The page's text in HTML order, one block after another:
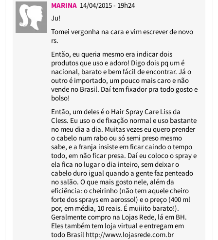
MARINA 14/04/2015 - 19h24
Ju!
Tomei vergonha na cara e vim escrever de novo
rs.
Então, eu queria mesmo era indicar dois
produtos que uso e adoro! Digo dois pq um é
nacional, barato e bem fácil de encontrar. Já o
outro é importado, um pouco mais caro e não
vende no Brasil. Daí tem fixador pra todo gosto e
bolso!
Então, um deles é o Hair Spray Care Liss da
Cless. Eu uso o de fixação normal e uso bastante
no meu dia a dia. Muitas vezes eu quero prender
o cabelo num rabo ou só semi preso mesmo
sabe, e a franja insiste em ficar caindo o tempo
todo, em não ficar presa. Daí eu coloco o spray e
ela fica no lugar o dia inteiro, sem deixar o
cabelo duro igual quando a gente faz penteado
no salão. O que mais gosto nele, além da
eficiência: o cheirinho (não tem aquele cheiro
forte dos sprays em aerossol) e o preço (400 ml
por, em média, 10 reais. É muiiito barato!).
Geralmente compro na Lojas Rede, lá em BH.
Eles também tem loja virtual e entregam em
todo Brasil http://www.lojasrede.com.br